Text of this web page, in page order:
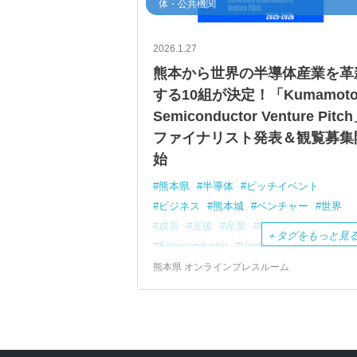
体・公共機関
2026.1.27
熊本から世界の半導体産業を革
する10組が決定！「
Semiconductor Venture Pitch
ファイナリスト発表＆観覧募集
始
熊本県 半導体
ピッチイベント
ビジネス
熊本城 ベンチャー
世界
成長
支援 産業
Kumamoto
Semiconductor
Venture Pitch
＋ タグをもっと見
熊本県 オンラインプレスルーム